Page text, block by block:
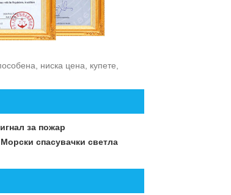
ниска цена, купете,
за пожар
Морски спасувачки светла